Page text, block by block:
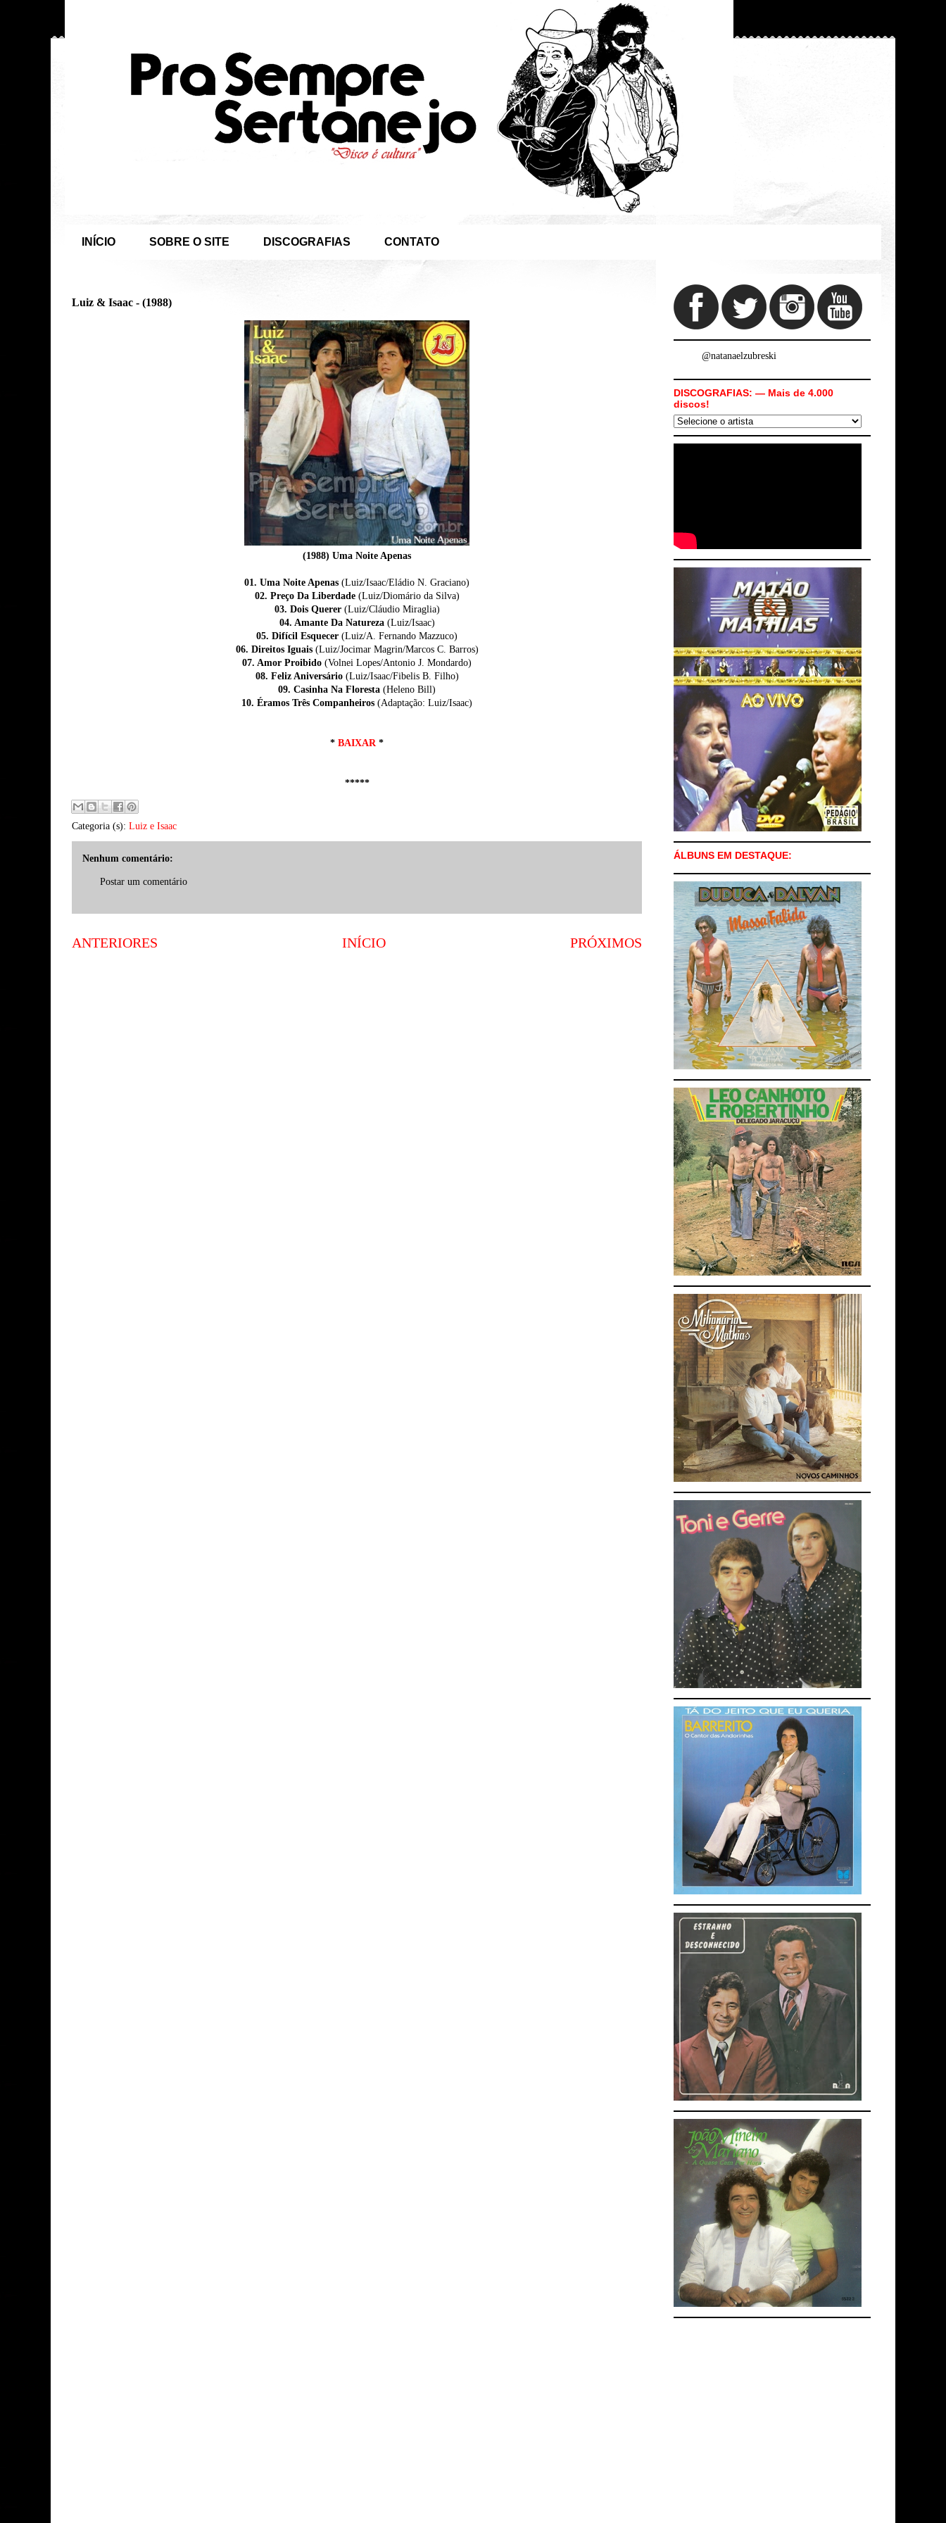
INÍCIO SOBRE O SITE DISCOGRAFIAS CONTATO
Luiz & Isaac - (1988)
(1988) Uma Noite Apenas
01. Uma Noite Apenas (Luiz/Isaac/Eládio N. Graciano)
02. Preço Da Liberdade(Luiz/Diomário da Silva)
03. Dois Querer(Luiz/Cláudio Miraglia)
04. Amante Da Natureza (Luiz/Isaac)
05. Difícil Esquecer (Luiz/A. Fernando Mazzuco)
06. Direitos Iguais (Luiz/Jocimar Magrin/Marcos C. Barros)
07. Amor Proibido (Volnei Lopes/Antonio J. Mondardo)
08. Feliz Aniversário(Luiz/Isaac/Fibelis B. Filho)
09. Casinha Na Floresta (Heleno Bill)
10. Éramos Três Companheiros (Adaptação: Luiz/Isaac)
* BAIXAR*
*****
Categoria (s): Luiz e Isaac
Nenhum comentário:
Postar um comentário
ANTERIORES PRÓXIMOS
INÍCIO
@natanaelzubreski
DISCOGRAFIAS: — Mais de 4.000
discos!
ÁLBUNS EM DESTAQUE: